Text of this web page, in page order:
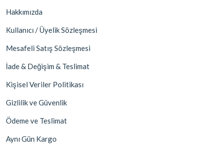
Hakkımızda
Kullanıcı / Üyelik Sözleşmesi
Mesafeli Satış Sözleşmesi
İade & Değişim & Teslimat
Kişisel Veriler Politikası
Gizlilik ve Güvenlik
Ödeme ve Teslimat
Aynı Gün Kargo